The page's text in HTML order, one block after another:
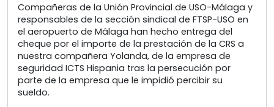
Compañeras de la Unión Provincial de USO-Málaga y
responsables de la sección sindical de FTSP-USO en
el aeropuerto de Málaga han hecho entrega del
cheque por el importe de la prestación de la CRS a
nuestra compañera Yolanda, de la empresa de
seguridad ICTS Hispania tras la persecución por
parte de la empresa que le impidió percibir su
sueldo.